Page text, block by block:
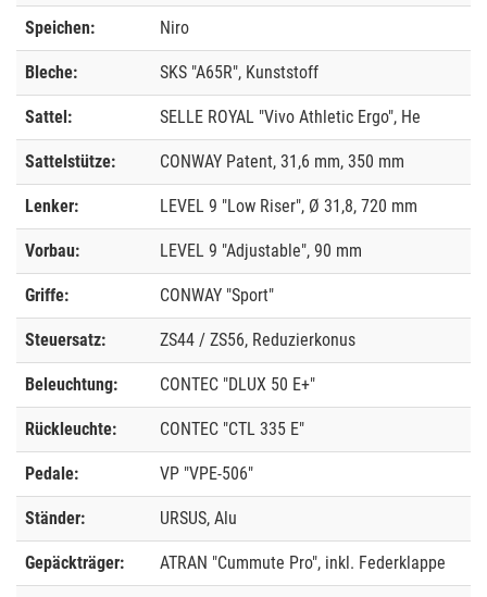
Speichen: Niro
Bleche: SKS "A65R", Kunststoff
Sattel: SELLE ROYAL "Vivo Athletic Ergo", He
Sattelstütze: CONWAY Patent, 31,6 mm, 350 mm
Lenker: LEVEL 9 "Low Riser", Ø 31,8, 720 mm
Vorbau: LEVEL 9 "Adjustable", 90 mm
Griffe: CONWAY "Sport"
Steuersatz: ZS44 / ZS56, Reduzierkonus
Beleuchtung: CONTEC "DLUX 50 E+"
Rückleuchte: CONTEC "CTL 335 E"
Pedale: VP "VPE-506"
Ständer: URSUS, Alu
Gepäckträger: ATRAN "Cummute Pro", inkl. Federklappe